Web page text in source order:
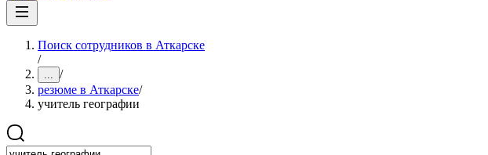
Поиск сотрудников в Аткарске
/
... /
резюме в Аткарске/
учитель географии